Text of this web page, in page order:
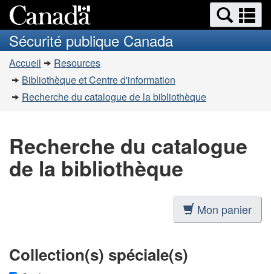
au
contenu
à
la
simplifiée
Recherche
et
menus
et
Sécurité publique Canada
Vous
êtes
ici
Accueil
Resources
Bibliothèque et Centre d'information
Recherche du catalogue de la bibliothèque
Recherche du catalogue
de la bibliothèque
Mon panier
Collection(s) spéciale(s)